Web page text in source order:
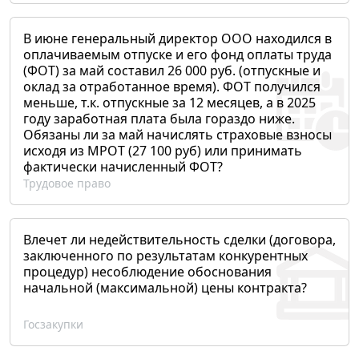
В июне генеральный директор ООО находился в
оплачиваемым отпуске и его фонд оплаты труда
(ФОТ) за май составил 26 000 руб. (отпускные и
оклад за отработанное время). ФОТ получился
меньше, т.к. отпускные за 12 месяцев, а в 2025
году заработная плата была гораздо ниже.
Обязаны ли за май начислять страховые взносы
исходя из МРОТ (27 100 руб) или принимать
фактически начисленный ФОТ?
Трудовое право
Влечет ли недействительность сделки (договора,
заключенного по результатам конкурентных
процедур) несоблюдение обоснования
начальной (максимальной) цены контракта?
Госзакупки